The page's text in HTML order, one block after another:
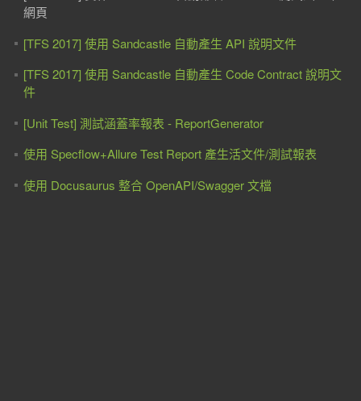
網頁
[TFS 2017] 使用 Sandcastle 自動產生 API 說明文件
[TFS 2017] 使用 Sandcastle 自動產生 Code Contract 說明文
件
[Unit Test] 測試涵蓋率報表 - ReportGenerator
使用 Specflow+Allure Test Report 產生活文件/測試報表
使用 Docusaurus 整合 OpenAPI/Swagger 文檔